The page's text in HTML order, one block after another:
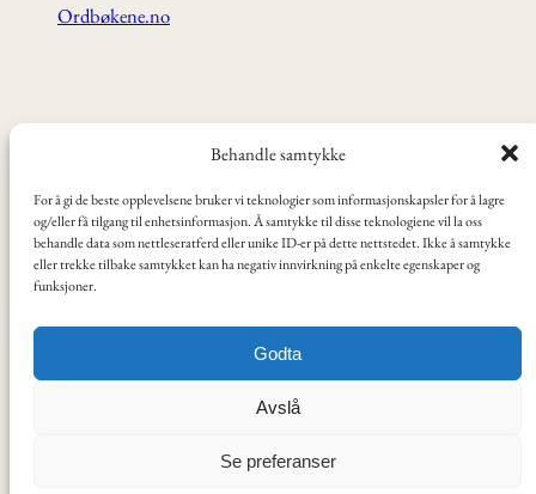
Behandle samtykke
For å gi de beste opplevelsene bruker vi teknologier som informasjonskapsler for å lagre
og/eller få tilgang til enhetsinformasjon. Å samtykke til disse teknologiene vil la oss
behandle data som nettleseratferd eller unike ID-er på dette nettstedet. Ikke å samtykke
eller trekke tilbake samtykket kan ha negativ innvirkning på enkelte egenskaper og
funksjoner.
Godta
Avslå
Se preferanser
Ordbøkene.no
Videoer, tv-serier og filmer
Norski er utviklet ved Oslo VO Helsfyr.
Spørsmål om siden kan sendes på e-post til